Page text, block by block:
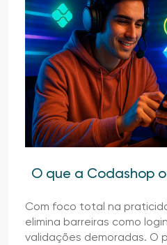
O que a Codashop
Com foco total na
elimina barreiras como
validações demoradas. O